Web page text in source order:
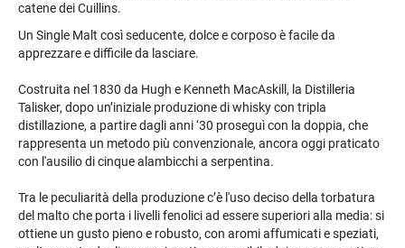
catene dei Cuillins.
Un Single Malt così seducente, dolce e corposo è facile da
apprezzare e difficile da lasciare.
Costruita nel 1830 da Hugh e Kenneth MacAskill, la Distilleria
Talisker, dopo un’iniziale produzione di whisky con tripla
distillazione, a partire dagli anni ‘30 proseguì con la doppia, che
rappresenta un metodo più convenzionale, ancora oggi praticato
con l'ausilio di cinque alambicchi a serpentina.
Tra le peculiarità della produzione c’è l'uso deciso della torbatura
del malto che porta i livelli fenolici ad essere superiori alla media: si
ottiene un gusto pieno e robusto, con aromi affumicati e speziati,